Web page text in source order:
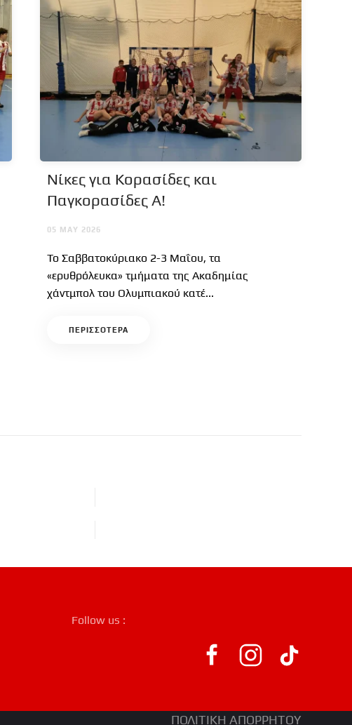
Νίκες για Κορασίδες και
Παγκορασίδες Α!
05 MAY 2026
Το Σαββατοκύριακο 2-3 Μαΐου, τα
«ερυθρόλευκα» τμήματα της Ακαδημίας
χάντμπολ του Ολυμπιακού κατέ...
ΠΕΡΙΣΣΟΤΕΡΑ
Follow us :
ΠΟΛΙΤΙΚΗ ΑΠΟΡΡΗΤΟΥ